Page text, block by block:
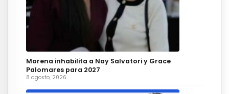
Morena inhabilita a Nay Salvatori y Grace
Palomares para 2027
8 agosto, 2026